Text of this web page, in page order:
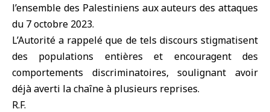
l’ensemble des Palestiniens aux auteurs des attaques
du 7 octobre 2023.
L’Autorité a rappelé que de tels discours stigmatisent
des populations entières et encouragent des
comportements discriminatoires, soulignant avoir
déjà averti la chaîne à plusieurs reprises.
R.F.